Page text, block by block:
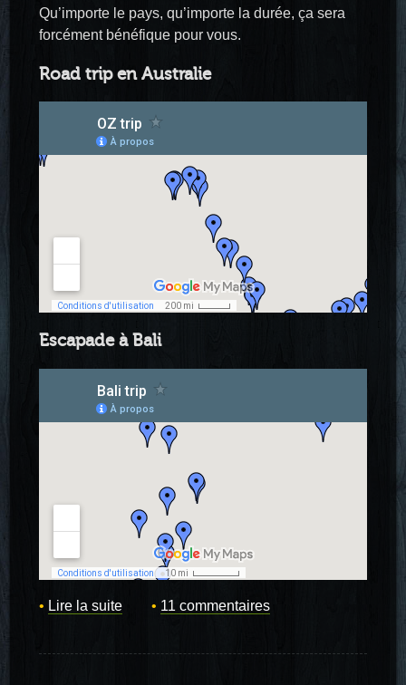
Qu’importe le pays, qu’importe la durée, ça sera
forcément bénéfique pour vous.
Road trip en Australie
Escapade à Bali
Lire la suite 11 commentaires